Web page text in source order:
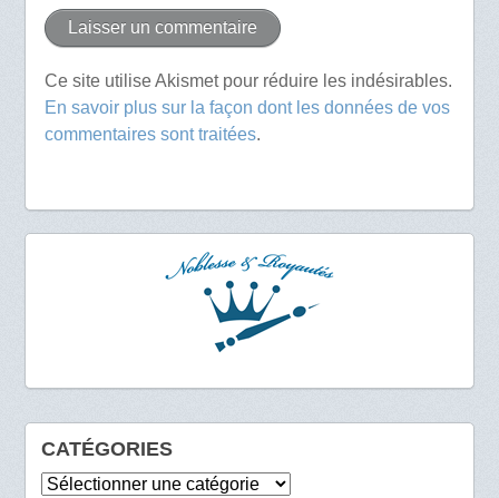
Ce site utilise Akismet pour réduire les indésirables.
En savoir plus sur la façon dont les données de vos
commentaires sont traitées.
CATÉGORIES
Catégories